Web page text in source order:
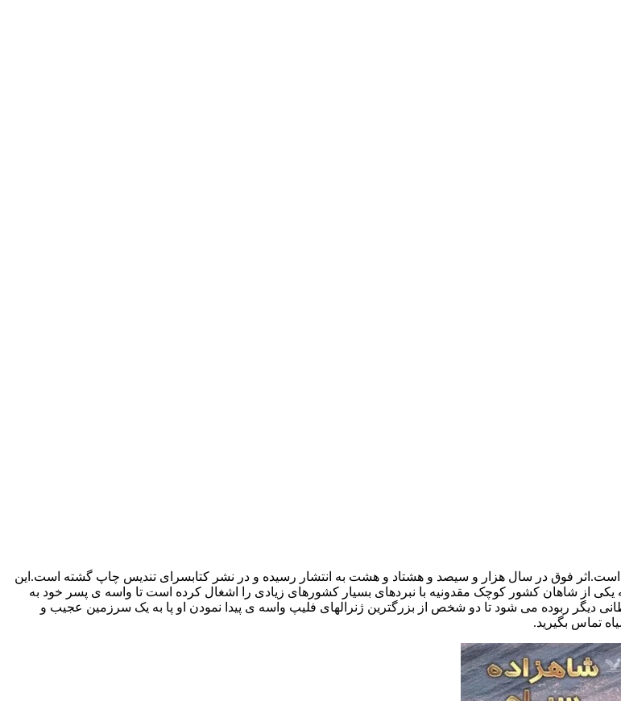
فوق در سال هزار و سیصد و هشتاد و هشت به انتشار رسیده و در نشر کتابسرای تندیس چاپ گشته است.این
از شاهان کشور کوچک مقدونیه با نبردهای بسیار کشورهای زیادی را اشغال کرده است تا واسه ی پسر خود به
ربوده می شود تا دو شخص از بزرگترین ژنرالهای فلیپ واسه ی پیدا نمودن او پا به یک سرزمین عجیب و
تماس بگیرید.